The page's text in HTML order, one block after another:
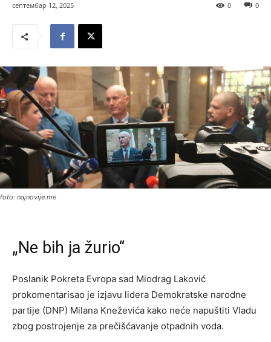
септембар 12, 2025 0
0
foto: najnovije.me
„Ne bih ja žurio“
Poslanik Pokreta Evropa sad Miodrag Laković
prokomentarisao je izjavu lidera Demokratske narodne
partije (DNP) Milana Kneževića kako neće napuštiti Vladu
zbog postrojenje za prečišćavanje otpadnih voda.